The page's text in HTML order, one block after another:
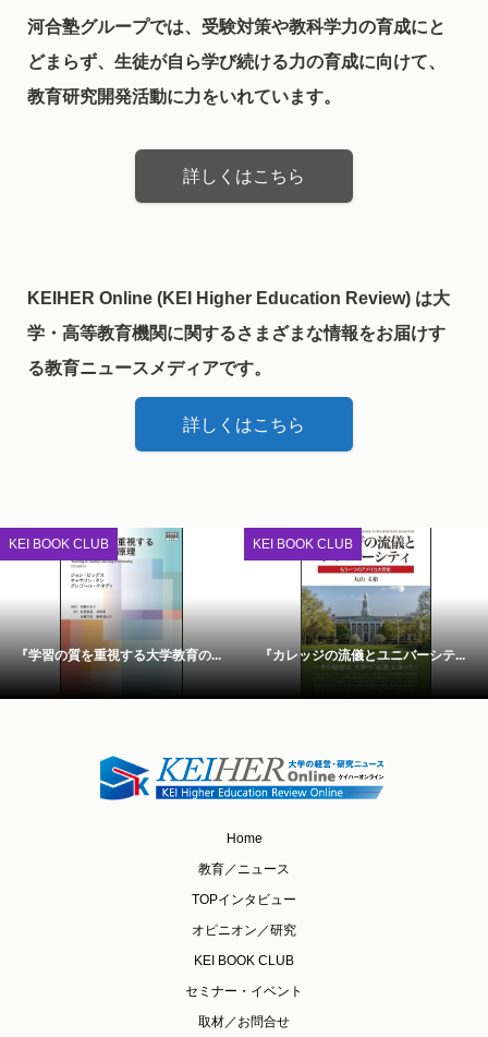
河合塾グループでは、受験対策や教科学力の育成にと
どまらず、生徒が自ら学び続ける力の育成に向けて、
教育研究開発活動に力をいれています。
詳しくはこちら
KEIHER Online (KEI Higher Education Review) は大
学・高等教育機関に関するさまざまな情報をお届けす
る教育ニュースメディアです。
詳しくはこちら
KEI BOOK CLUB
『学習の質を重視する大学教育の...
KEI BOOK CLUB
『カレッジの流儀とユニバーシテ...
Home
教育／ニュース
TOPインタビュー
オピニオン／研究
KEI BOOK CLUB
セミナー・イベント
取材／お問合せ